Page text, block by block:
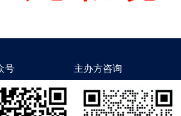
号 主办方咨询